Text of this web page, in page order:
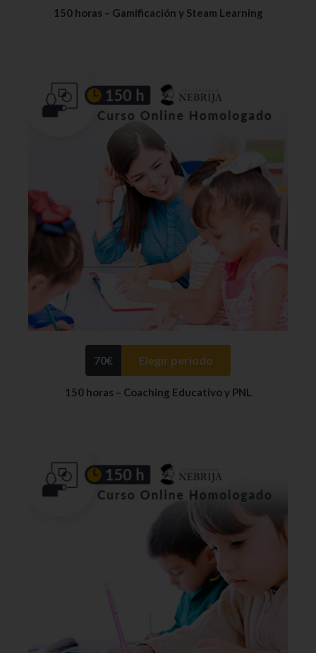
150 horas – Gamificación y Steam Learning
70€ Elegir periodo
150 horas – Coaching Educativo y PNL